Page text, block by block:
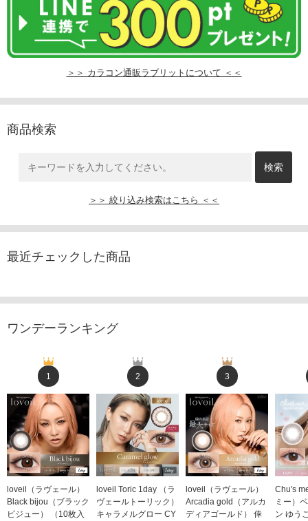
＞＞ カラコン通販ラブリットについて ＜＜
商品検索
＞＞ 絞り込み検索はこちら ＜＜
最近チェックした商品
ワンデーランキング
1
loveil（ラヴェール）
Black bijou（ブラック
ビジュー） （10枚入
2
loveil Toric 1day （ラ
ヴェールトーリック）
キャラメルグロー CY
3
loveil（ラヴェール）
Arcadia gold（アルカ
ディアゴールド） 倖
Chu's
ミー）
ン ゆう